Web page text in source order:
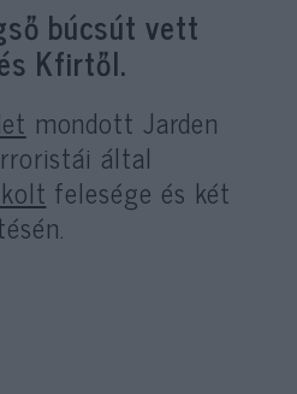
búcsút vett
Kfirtől.
mondott Jarden
által
felesége és két